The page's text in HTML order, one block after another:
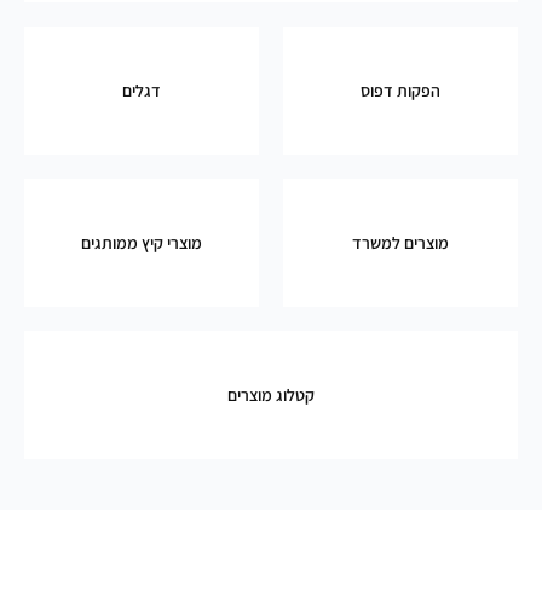
הפקות דפוס דגלים
מוצרים למשרד מוצרי קיץ ממותגים
קטלוג מוצרים